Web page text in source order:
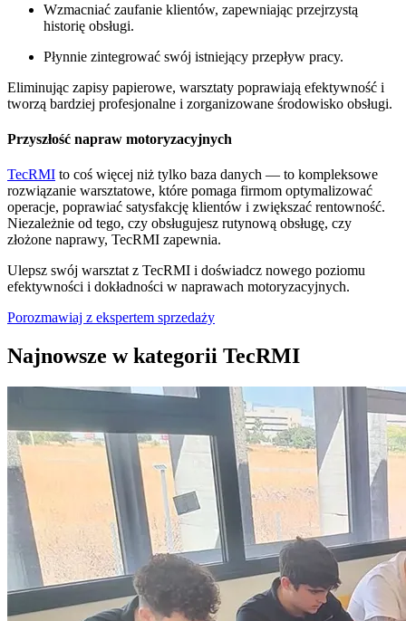
Wzmacniać zaufanie klientów, zapewniając przejrzystą
historię obsługi.
Płynnie zintegrować swój istniejący przepływ pracy.
Eliminując zapisy papierowe, warsztaty poprawiają efektywność i
tworzą bardziej profesjonalne i zorganizowane środowisko obsługi.
Przyszłość napraw motoryzacyjnych
TecRMI to coś więcej niż tylko baza danych — to kompleksowe
rozwiązanie warsztatowe, które pomaga firmom optymalizować
operacje, poprawiać satysfakcję klientów i zwiększać rentowność.
Niezależnie od tego, czy obsługujesz rutynową obsługę, czy
złożone naprawy, TecRMI zapewnia.
Ulepsz swój warsztat z TecRMI i doświadcz nowego poziomu
efektywności i dokładności w naprawach motoryzacyjnych.
Porozmawiaj z ekspertem sprzedaży
Najnowsze w kategorii TecRMI